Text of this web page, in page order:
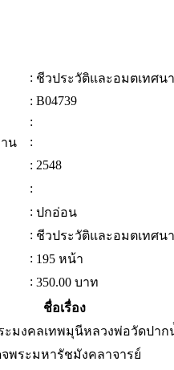
: ชีวประวัติและอมตเทศ
: B04739
:
น
:
: 2548
:
: ปกอ่อน
: ชีวประวัติและอมตเทศ
: 195 หน้า
: 350.00 บาท
ชื่อเรื่อง
ะมงคลเทพมุนีหลวงพ่อวัดปาก
พระมหารัชมังคลาจารย์